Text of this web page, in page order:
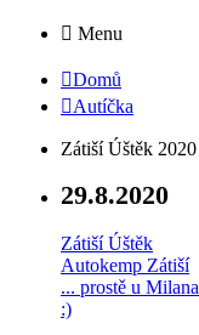
Menu
Domů
Autíčka
Zátiší Úštěk 2020
29.8.2020
Zátiší Úštěk
Autokemp Zátiší
... prostě u Milana
:)